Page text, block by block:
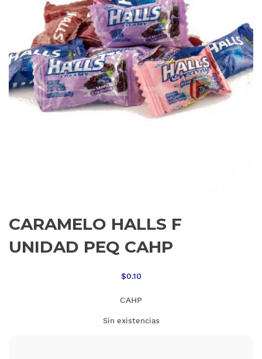
CARAMELO HALLS F
UNIDAD PEQ CAHP
$0.10
CAHP
Sin existencias